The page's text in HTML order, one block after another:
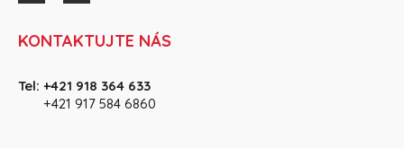
KONTAKTUJTE NÁS
Tel: +421 918 364 633
+421 917 584 6860